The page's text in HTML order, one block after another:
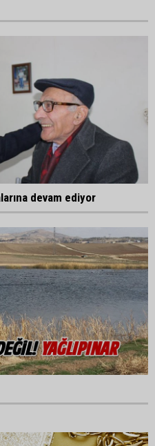
devam ediyor